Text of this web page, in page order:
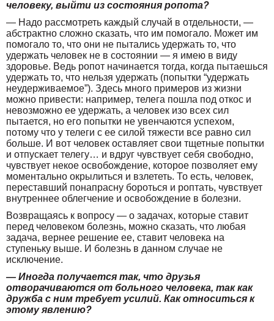
человеку, выйти из состояния ропота?
— Надо рассмотреть каждый случай в отдельности, —
абстрактно сложно сказать, что им помогало. Может им
помогало то, что они не пытались удержать то, что
удержать человек не в состоянии — я имею в виду
здоровье. Ведь ропот начинается тогда, когда пытаешься
удержать то, что нельзя удержать (попытки “удержать
неудерживаемое”). Здесь много примеров из жизни
можно привести: например, телега пошла под откос и
невозможно ее удержать, а человек изо всех сил
пытается, но его попытки не увенчаются успехом,
потому что у телеги с ее силой тяжести все равно сил
больше. И вот человек оставляет свои тщетные попытки
и отпускает телегу… и вдруг чувствует себя свободно,
чувствует некое освобождение, которое позволяет ему
моментально окрылиться и взлететь. То есть, человек,
переставший понапрасну бороться и роптать, чувствует
внутреннее облегчение и освобождение в болезни.
Возвращаясь к вопросу — о задачах, которые ставит
перед человеком болезнь, можно сказать, что любая
задача, вернее решение ее, ставит человека на
ступеньку выше. И болезнь в данном случае не
исключение.
— Иногда получается так, что друзья
отворачиваются от больного человека, так как
дружба с ним требует усилий. Как относиться к
этому явлению?